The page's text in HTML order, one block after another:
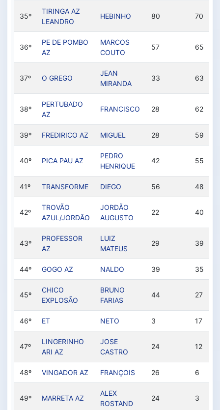
35º
TIRINGA AZ
LEANDRO
HEBINHO 80 70
36º
PE DE POMBO
AZ
MARCOS
COUTO
57 65
37º O GREGO
JEAN
MIRANDA
33 63
38º
PERTUBADO
AZ
FRANCISCO 28 62
39º FREDIRICO AZ MIGUEL 28 59
40º PICA PAU AZ
PEDRO
HENRIQUE
42 55
41º TRANSFORME DIEGO 56 48
42º
TROVÃO
AZUL/JORDÃO
JORDÃO
AUGUSTO
22 40
43º
PROFESSOR
AZ
LUIZ
MATEUS
29 39
44º GOGO AZ NALDO 39 35
45º
CHICO
EXPLOSÃO
BRUNO
FARIAS
44 27
46º ET NETO 3 17
47º
LINGERINHO
ARI AZ
JOSE
CASTRO
24 12
48º VINGADOR AZ FRANÇOIS 26 6
49º MARRETA AZ
ALEX
ROSTAND
24 3